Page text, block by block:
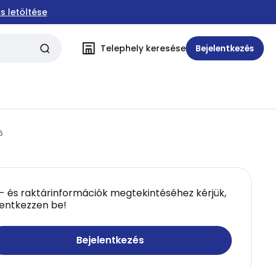
letöltése
Telephely keresése Bejelentkezés
és raktárinformációk megtekintéséhez kérjük,
be!
Bejelentkezés